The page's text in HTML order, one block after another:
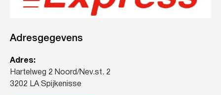
Adresgegevens
Adres:
Hartelweg 2 Noord/Nev.st. 2
3202 LA Spijkenisse